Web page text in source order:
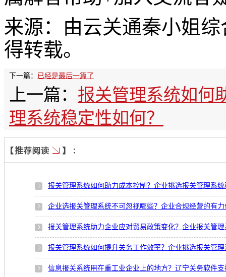
来源：由云关通秦小姐
得转载。
下一篇： 已经是最后一篇了
上一篇： 报关管理系统如何
理系统稳定性如何？
报关管理系统如何助力成本控制？企业挑选报关管理系
企业选报关管理系统不可忽视哪些？企业合规经营的有
报关管理系统助力企业应对贸易政策变化？企业报关管
报关管理系统如何提升关务工作效率？企业挑选报关管
信息报关系统用在重工业企业上的地方？辽宁关务软件